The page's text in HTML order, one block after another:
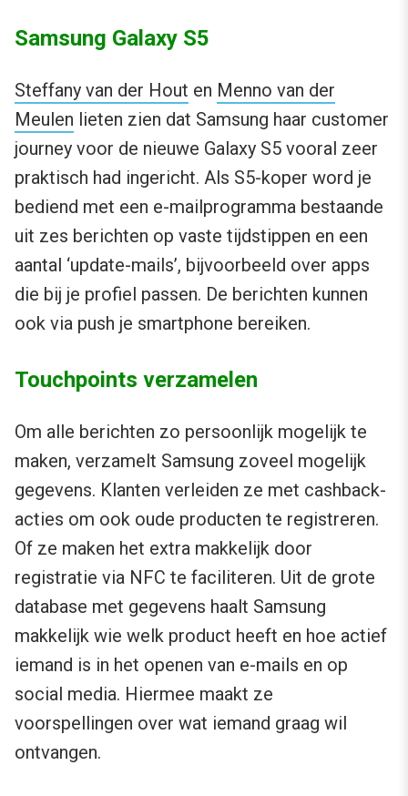
Samsung Galaxy S5
Steffany van der Hout en Menno van der
Meulen lieten zien dat Samsung haar customer
journey voor de nieuwe Galaxy S5 vooral zeer
praktisch had ingericht. Als S5-koper word je
bediend met een e-mailprogramma bestaande
uit zes berichten op vaste tijdstippen en een
aantal ‘update-mails’, bijvoorbeeld over apps
die bij je profiel passen. De berichten kunnen
ook via push je smartphone bereiken.
Touchpoints verzamelen
Om alle berichten zo persoonlijk mogelijk te
maken, verzamelt Samsung zoveel mogelijk
gegevens. Klanten verleiden ze met cashback-
acties om ook oude producten te registreren.
Of ze maken het extra makkelijk door
registratie via NFC te faciliteren. Uit de grote
database met gegevens haalt Samsung
makkelijk wie welk product heeft en hoe actief
iemand is in het openen van e-mails en op
social media. Hiermee maakt ze
voorspellingen over wat iemand graag wil
ontvangen.